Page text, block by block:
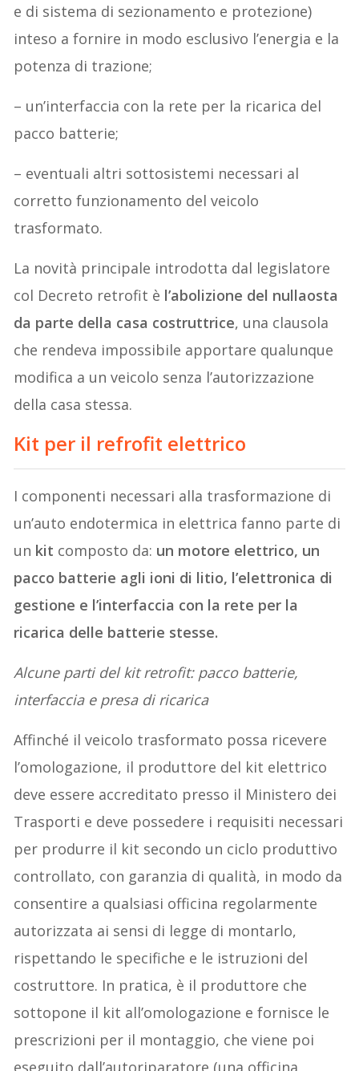
e di sistema di sezionamento e protezione)
inteso a fornire in modo esclusivo l’energia e la
potenza di trazione;
– un’interfaccia con la rete per la ricarica del
pacco batterie;
– eventuali altri sottosistemi necessari al
corretto funzionamento del veicolo
trasformato.
La novità principale introdotta dal legislatore
col Decreto retrofit è l’abolizione del nullaosta
da parte della casa costruttrice, una clausola
che rendeva impossibile apportare qualunque
modifica a un veicolo senza l’autorizzazione
della casa stessa.
Kit per il refrofit elettrico
I componenti necessari alla trasformazione di
un’auto endotermica in elettrica fanno parte di
un kit composto da: un motore elettrico, un
pacco batterie agli ioni di litio, l’elettronica di
gestione e l’interfaccia con la rete per la
ricarica delle batterie stesse.
Alcune parti del kit retrofit: pacco batterie,
interfaccia e presa di ricarica
Affinché il veicolo trasformato possa ricevere
l’omologazione, il produttore del kit elettrico
deve essere accreditato presso il Ministero dei
Trasporti e deve possedere i requisiti necessari
per produrre il kit secondo un ciclo produttivo
controllato, con garanzia di qualità, in modo da
consentire a qualsiasi officina regolarmente
autorizzata ai sensi di legge di montarlo,
rispettando le specifiche e le istruzioni del
costruttore. In pratica, è il produttore che
sottopone il kit all’omologazione e fornisce le
prescrizioni per il montaggio, che viene poi
eseguito dall’autoriparatore (una officina